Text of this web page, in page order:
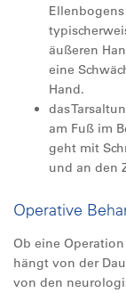
äußeren
eine
Hand.
das
am Fuß im
geht mit
und an den
Operative
Ob eine
hängt von der
von den